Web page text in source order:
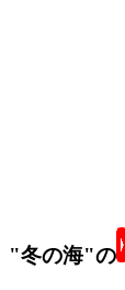
"冬の海"の